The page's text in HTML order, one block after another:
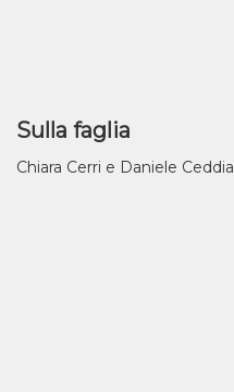
Sulla faglia
Chiara Cerri e Daniele Ceddia